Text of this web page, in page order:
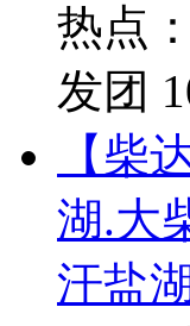
热点
发团
【柴
湖.大
汗盐